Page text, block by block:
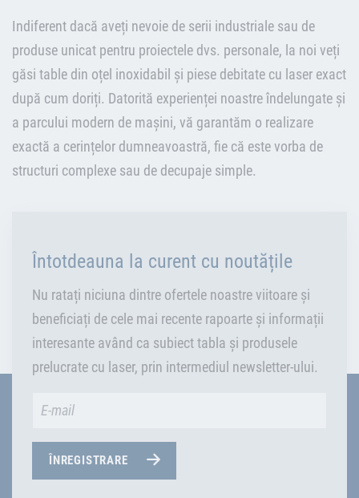
Indiferent dacă aveți nevoie de serii industriale sau de
produse unicat pentru proiectele dvs. personale, la noi veți
găsi table din oțel inoxidabil și piese debitate cu laser exact
după cum doriți. Datorită experienței noastre îndelungate și
a parcului modern de mașini, vă garantăm o realizare
exactă a cerințelor dumneavoastră, fie că este vorba de
structuri complexe sau de decupaje simple.
Întotdeauna la curent cu noutățile
Nu ratați niciuna dintre ofertele noastre viitoare și
beneficiați de cele mai recente rapoarte și informații
interesante având ca subiect tabla și produsele
prelucrate cu laser, prin intermediul newsletter-ului.
ÎNREGISTRARE